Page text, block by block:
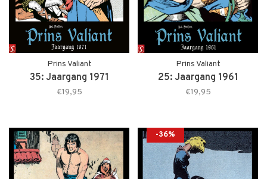
Prins Valiant
35: Jaargang 1971
€19,95
Prins Valiant
25: Jaargang 1961
€19,95
-36%